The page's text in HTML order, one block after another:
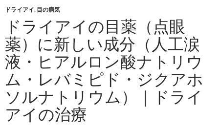
キドライアイ, 目の病気
ドライアイの目薬（点眼
薬）に新しい成分（人工涙
液・ヒアルロン酸ナトリウ
ム・レバミピド・ジクアホ
ソルナトリウム）｜ドライ
アイの治療